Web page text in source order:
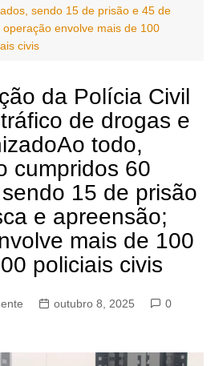
sendo 15 de prisão e 45 de
envolve mais de 100
civis
da Polícia Civil
de drogas e
todo,
cumpridos 60
15 de prisão
e apreensão;
mais de 100
policiais civis
outubro 8, 2025
0